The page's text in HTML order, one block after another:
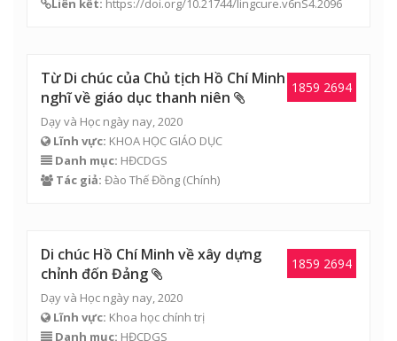
Liên kết: https://doi.org/10.21744/lingcure.v6nS4.2096
1859 2694
Từ Di chúc của Chủ tịch Hồ Chí Minh
nghĩ về giáo dục thanh niên
Dạy và Học ngày nay, 2020
Lĩnh vực: KHOA HỌC GIÁO DỤC
Danh mục: HĐCDGS
Tác giả: Đào Thế Đồng (Chính)
1859 2694
Di chúc Hồ Chí Minh về xây dựng
chỉnh đốn Đảng
Dạy và Học ngày nay, 2020
Lĩnh vực: Khoa học chính trị
Danh mục: HĐCDGS